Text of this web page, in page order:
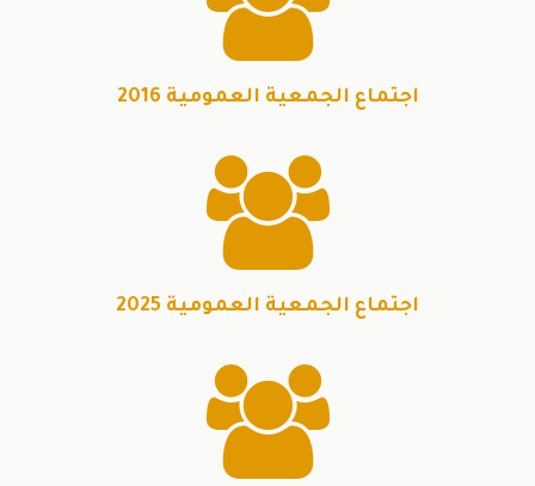
اجتماع الجمعية العمومية 2016

اجتماع الجمعية العمومية 2025
